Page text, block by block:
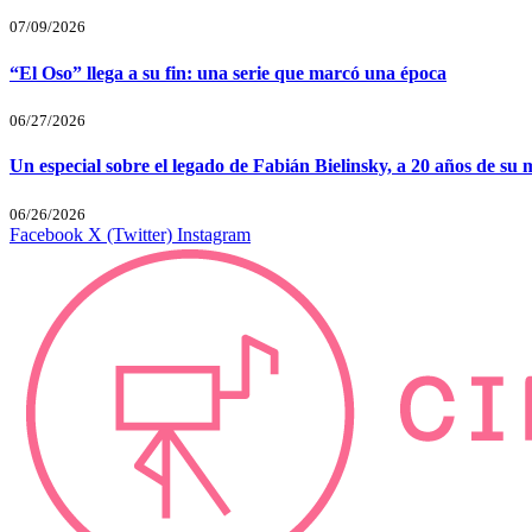
07/09/2026
“El Oso” llega a su fin: una serie que marcó una época
06/27/2026
Un especial sobre el legado de Fabián Bielinsky, a 20 años de su
06/26/2026
Facebook X (Twitter) Instagram